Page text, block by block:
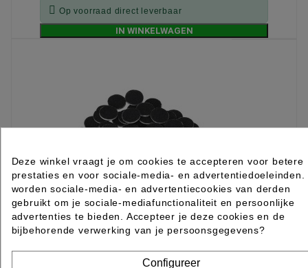
 Op voorraad direct leverbaar
IN WINKELWAGEN
Deze winkel vraagt je om cookies te accepteren voor betere
prestaties en voor sociale-media- en advertentiedoeleinden.
worden sociale-media- en advertentiecookies van derden
gebruikt om je sociale-mediafunctionaliteit en persoonlijke
advertenties te bieden. Accepteer je deze cookies en de
bijbehorende verwerking van je persoonsgegevens?
Configureer